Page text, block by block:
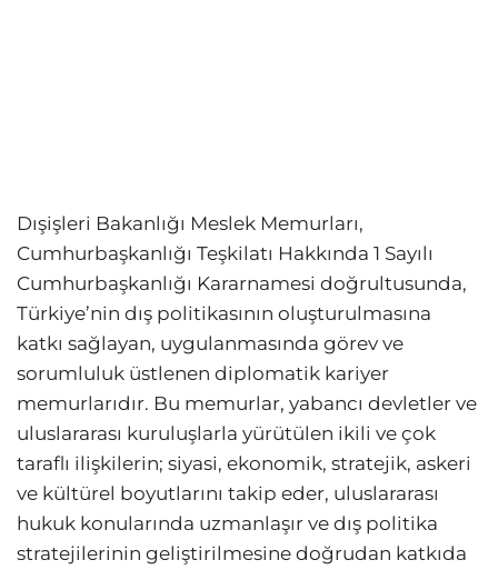
Dışişleri Bakanlığı Meslek Memurları,
Cumhurbaşkanlığı Teşkilatı Hakkında 1 Sayılı
Cumhurbaşkanlığı Kararnamesi doğrultusunda,
Türkiye’nin dış politikasının oluşturulmasına
katkı sağlayan, uygulanmasında görev ve
sorumluluk üstlenen diplomatik kariyer
memurlarıdır. Bu memurlar, yabancı devletler ve
uluslararası kuruluşlarla yürütülen ikili ve çok
taraflı ilişkilerin; siyasi, ekonomik, stratejik, askeri
ve kültürel boyutlarını takip eder, uluslararası
hukuk konularında uzmanlaşır ve dış politika
stratejilerinin geliştirilmesine doğrudan katkıda